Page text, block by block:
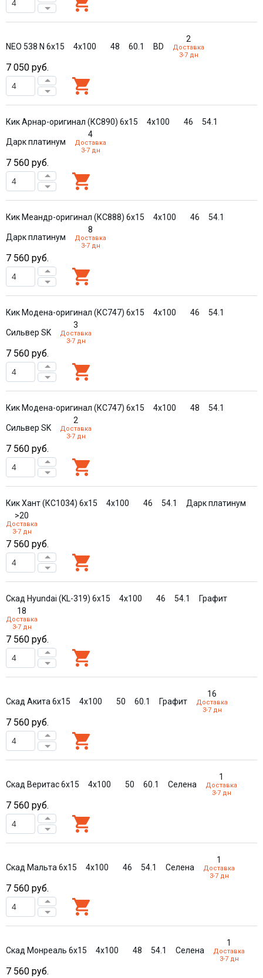
NEO 538 N 6x15 4x100 48 60.1 BD
2
Доставка
3-7 дн
7 050 руб.
Кик Арнар-оригинал (КС890) 6x15 4x100 46 54.1
Дарк платинум
4
Доставка
3-7 дн
7 560 руб.
Кик Меандр-оригинал (КС888) 6x15 4x100 46 54.1
Дарк платинум
8
Доставка
3-7 дн
7 560 руб.
Кик Модена-оригинал (КС747) 6x15 4x100 46 54.1
Сильвер SK
3
Доставка
3-7 дн
7 560 руб.
Кик Модена-оригинал (КС747) 6x15 4x100 48 54.1
Сильвер SK
2
Доставка
3-7 дн
7 560 руб.
Кик Хант (КС1034) 6x15 4x100 46 54.1
Дарк платинум
>20
Доставка
3-7 дн
7 560 руб.
Скад Hyundai (KL-319) 6x15 4x100 46 54.1
Графит
18
Доставка
3-7 дн
7 560 руб.
Скад Акита 6x15 4x100 50 60.1 Графит
16
Доставка
3-7 дн
7 560 руб.
Скад Веритас 6x15 4x100 50 60.1 Селена
1
Доставка
3-7 дн
7 560 руб.
Скад Мальта 6x15 4x100 46 54.1 Селена
1
Доставка
3-7 дн
7 560 руб.
Скад Монреаль 6x15 4x100 48 54.1 Селена
1
Доставка
3-7 дн
7 560 руб.